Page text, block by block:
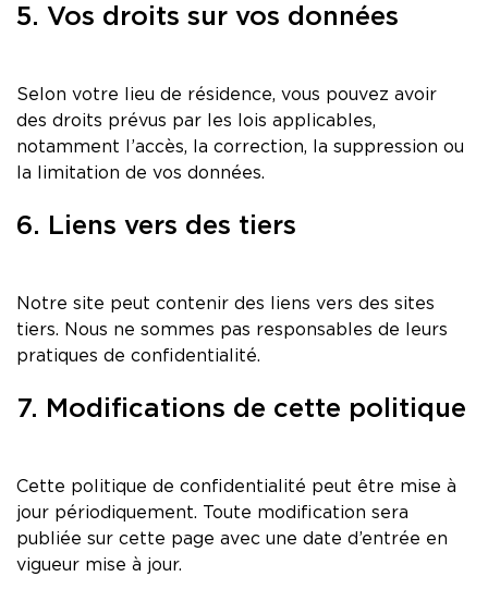
5. Vos droits sur vos données
Selon votre lieu de résidence, vous pouvez avoir
des droits prévus par les lois applicables,
notamment l’accès, la correction, la suppression ou
la limitation de vos données.
6. Liens vers des tiers
Notre site peut contenir des liens vers des sites
tiers. Nous ne sommes pas responsables de leurs
pratiques de confidentialité.
7. Modifications de cette politique
Cette politique de confidentialité peut être mise à
jour périodiquement. Toute modification sera
publiée sur cette page avec une date d’entrée en
vigueur mise à jour.